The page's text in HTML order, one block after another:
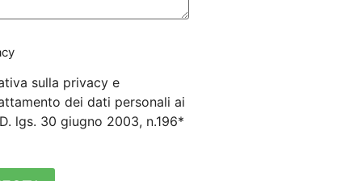
sulla privacy e
dei dati personali ai
lgs. 30 giugno 2003, n.196*